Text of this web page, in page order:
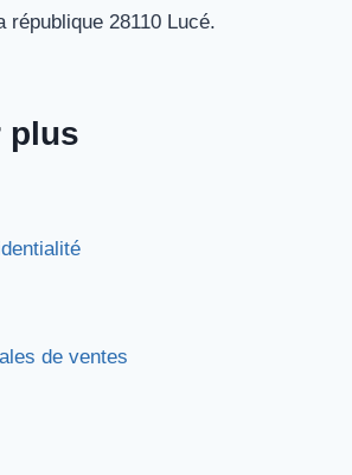
république 28110 Lucé.
plus
de ventes